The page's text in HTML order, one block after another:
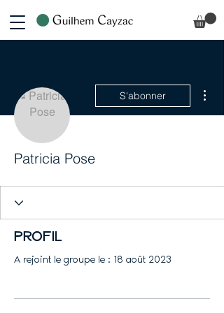
S'abonner
Patricia Pose
Profil
A rejoint le groupe le : 18 août 2023